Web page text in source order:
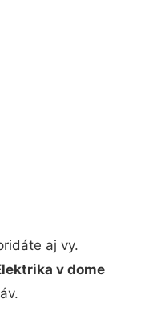
aj vy.
v dome